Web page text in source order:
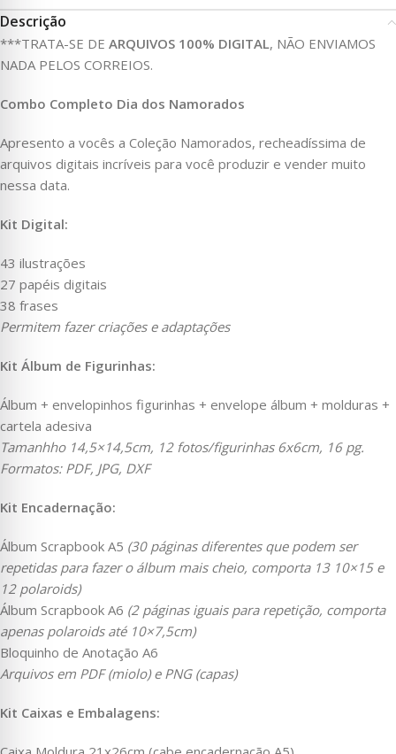
Descrição
***TRATA-SE DE ARQUIVOS 100% DIGITAL, NÃO ENVIAMOS
NADA PELOS CORREIOS.
Combo Completo Dia dos Namorados
Apresento a vocês a Coleção Namorados, recheadíssima de
arquivos digitais incríveis para você produzir e vender muito
nessa data.
Kit Digital:
43 ilustrações
27 papéis digitais
38 frases
Permitem fazer criações e adaptações
Kit Álbum de Figurinhas:
Álbum + envelopinhos figurinhas + envelope álbum + molduras +
cartela adesiva
Tamanhho 14,5×14,5cm, 12 fotos/figurinhas 6x6cm, 16 pg.
Formatos: PDF, JPG, DXF
Kit Encadernação:
Álbum Scrapbook A5 (30 páginas diferentes que podem ser
repetidas para fazer o álbum mais cheio, comporta 13 10×15 e
12 polaroids)
Álbum Scrapbook A6 (2 páginas iguais para repetição, comporta
apenas polaroids até 10×7,5cm)
Bloquinho de Anotação A6
Arquivos em PDF (miolo) e PNG (capas)
Kit Caixas e Embalagens: